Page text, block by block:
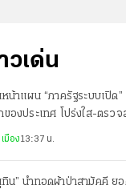
วเด่น
หน้าแผน “ภาครัฐระบบเปิด
ของประเทศ โปร่งใส-ตรว
กขึ้น
มือง13:37 น.
ทิน” นำทอดผ้าป่าสามัคคี ย